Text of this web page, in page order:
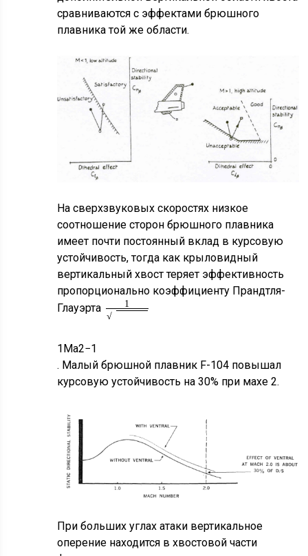
сравниваются с эффектами брюшного
плавника той же области.
На сверхзвуковых скоростях низкое
соотношение сторон брюшного плавника
имеет почти постоянный вклад в курсовую
устойчивость, тогда как крыловидный
вертикальный хвост теряет эффективность
пропорционально коэффициенту Прандтля-
Глауэрта
1
MA
2
−
√
1Ma2−1
. Малый брюшной плавник F-104 повышал
курсовую устойчивость на 30% при махе 2.
При больших углах атаки вертикальное
оперение находится в хвостовой части